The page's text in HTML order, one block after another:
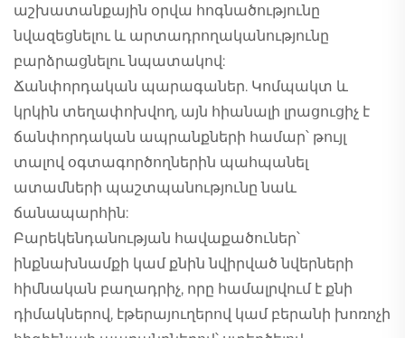
աշխատանքային օրվա հոգնածությունը
նվազեցնելու և արտադրողականությունը
բարձրացնելու նպատակով:
Ճանփորդական պարագաներ. Կոմպակտ և
կրկին տեղափոխվող, այն հիանալի լրացուցիչ է
ճանփորդական ապրանքների համար՝ թույլ
տալով օգտագործողներին պահպանել
ատամների պաշտպանությունը նաև
ճանապարհին:
Բարեկենդանության հավաքածուներ՝
ինքնախնամքի կամ քնին նվիրված նվերների
հիմնական բաղադրիչ, որը համալրվում է քնի
դիմակներով, էթերայուղերով կամ բերանի խոռոչի